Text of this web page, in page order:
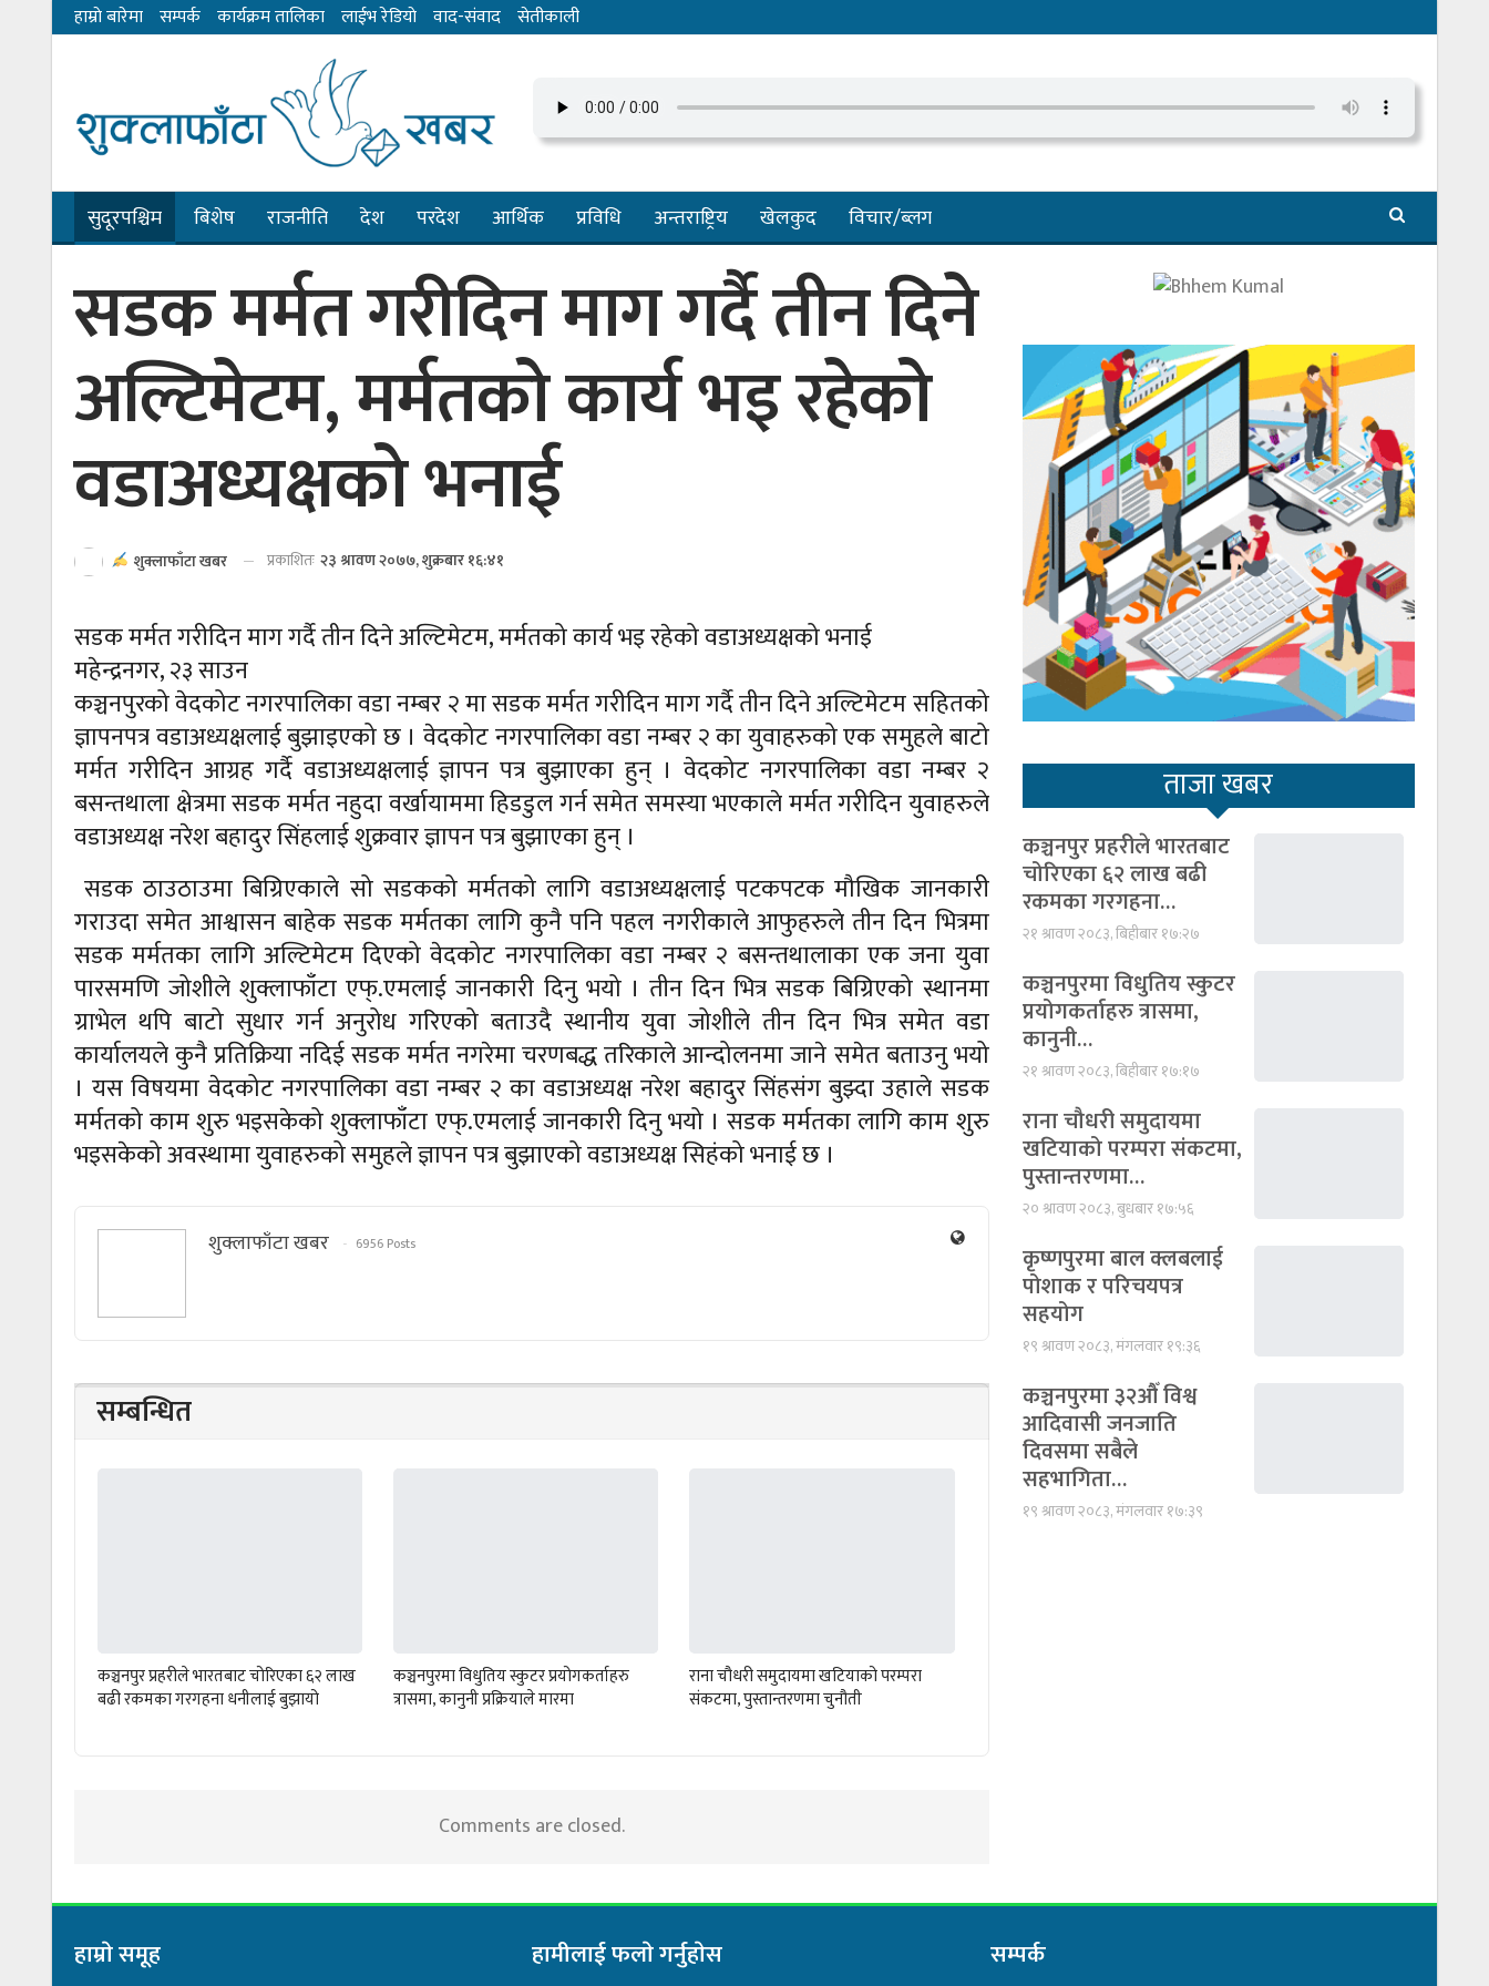
हाम्राे बारेमा सम्पर्क कार्यक्रम तालिका लाईभ रेडियाे वाद-संवाद सेतीकाली
सुदूरपश्चिम बिशेष राजनीति देश परदेश आर्थिक प्रविधि अन्तराष्ट्रिय खेलकुद विचार/ब्लग
सडक मर्मत गरीदिन माग गर्दै तीन दिने
अल्टिमेटम, मर्मतको कार्य भइ रहेको
वडाअध्यक्षको भनाई
शुक्लाफाँटा खबर प्रकाशितः २३ श्रावण २०७७, शुक्रबार १६:४१
सडक मर्मत गरीदिन माग गर्दै तीन दिने अल्टिमेटम, मर्मतको कार्य भइ रहेको वडाअध्यक्षको भनाई
महेन्द्रनगर, २३ साउन
कञ्चनपुरको वेदकोट नगरपालिका वडा नम्बर २ मा सडक मर्मत गरीदिन माग गर्दै तीन दिने अल्टिमेटम सहितको
ज्ञापनपत्र वडाअध्यक्षलाई बुझाइएको छ । वेदकोट नगरपालिका वडा नम्बर २ का युवाहरुको एक समुहले बाटो
मर्मत गरीदिन आग्रह गर्दै वडाअध्यक्षलाई ज्ञापन पत्र बुझाएका हुन् । वेदकोट नगरपालिका वडा नम्बर २
बसन्तथाला क्षेत्रमा सडक मर्मत नहुदा वर्खायाममा हिडडुल गर्न समेत समस्या भएकाले मर्मत गरीदिन युवाहरुले
वडाअध्यक्ष नरेश बहादुर सिंहलाई शुक्रवार ज्ञापन पत्र बुझाएका हुन् ।
सडक ठाउठाउमा बिग्रिएकाले सो सडकको मर्मतको लागि वडाअध्यक्षलाई पटकपटक मौखिक जानकारी
गराउदा समेत आश्वासन बाहेक सडक मर्मतका लागि कुनै पनि पहल नगरीकाले आफुहरुले तीन दिन भित्रमा
सडक मर्मतका लागि अल्टिमेटम दिएको वेदकोट नगरपालिका वडा नम्बर २ बसन्तथालाका एक जना युवा
पारसमणि जोशीले शुक्लाफाँटा एफ्.एमलाई जानकारी दिनु भयो । तीन दिन भित्र सडक बिग्रिएको स्थानमा
ग्राभेल थपि बाटो सुधार गर्न अनुरोध गरिएको बताउदै स्थानीय युवा जोशीले तीन दिन भित्र समेत वडा
कार्यालयले कुनै प्रतिक्रिया नदिई सडक मर्मत नगरेमा चरणबद्ध तरिकाले आन्दोलनमा जाने समेत बताउनु भयो
। यस विषयमा वेदकोट नगरपालिका वडा नम्बर २ का वडाअध्यक्ष नरेश बहादुर सिंहसंग बुझ्दा उहाले सडक
मर्मतको काम शुरु भइसकेको शुक्लाफाँटा एफ्.एमलाई जानकारी दिनु भयो । सडक मर्मतका लागि काम शुरु
भइसकेको अवस्थामा युवाहरुको समुहले ज्ञापन पत्र बुझाएको वडाअध्यक्ष सिहंको भनाई छ ।
शुक्लाफाँटा खबर 6956 Posts
सम्बन्धित
कञ्चनपुर प्रहरीले भारतबाट चोरिएका ६२ लाख
बढी रकमका गरगहना धनीलाई बुझायो
कञ्चनपुरमा विधुतिय स्कुटर प्रयोगकर्ताहरु
त्रासमा, कानुनी प्रक्रियाले मारमा
राना चौधरी समुदायमा खटियाको परम्परा
संकटमा, पुस्तान्तरणमा चुनौती
Comments are closed.
ताजा खबर
कञ्चनपुर प्रहरीले भारतबाट
चोरिएका ६२ लाख बढी
रकमका गरगहना…
२१ श्रावण २०८३, बिहीबार १७:२७
कञ्चनपुरमा विधुतिय स्कुटर
प्रयोगकर्ताहरु त्रासमा,
कानुनी…
२१ श्रावण २०८३, बिहीबार १७:१७
राना चौधरी समुदायमा
खटियाको परम्परा संकटमा,
पुस्तान्तरणमा…
२० श्रावण २०८३, बुधबार १७:५६
कृष्णपुरमा बाल क्लबलाई
पोशाक र परिचयपत्र
सहयोग
१९ श्रावण २०८३, मंगलवार १९:३६
कञ्चनपुरमा ३२औँ विश्व
आदिवासी जनजाति
दिवसमा सबैले
सहभागिता…
१९ श्रावण २०८३, मंगलवार १७:३९
हाम्राे समूह हामीलाई फलाे गर्नुहाेस सम्पर्क